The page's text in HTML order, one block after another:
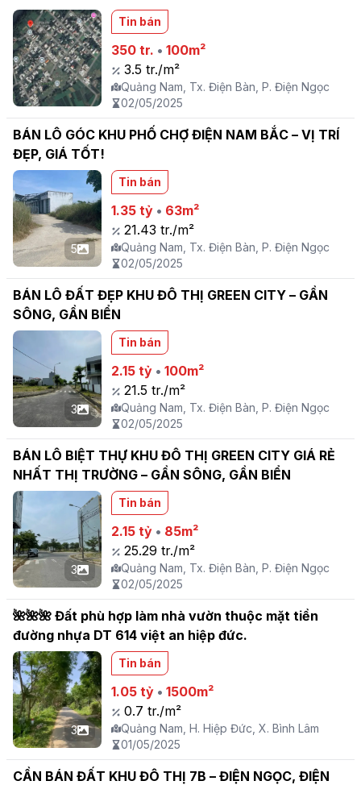
Tin bán
350 tr. •100m²
3.5 tr./m²
Quảng Nam, Tx. Điện Bàn, P. Điện Ngọc
02/05/2025
BÁN LÔ GÓC KHU PHỐ CHỢ ĐIỆN NAM BẮC – VỊ TRÍ
ĐẸP, GIÁ TỐT!
5
Tin bán
1.35 tỷ • 63m²
21.43 tr./m²
Quảng Nam, Tx. Điện Bàn, P. Điện Ngọc
02/05/2025
BÁN LÔ ĐẤT ĐẸP KHU ĐÔ THỊ GREEN CITY – GẦN
SÔNG, GẦN BIỂN
3
Tin bán
2.15 tỷ •100m²
21.5 tr./m²
Quảng Nam, Tx. Điện Bàn, P. Điện Ngọc
02/05/2025
BÁN LÔ BIỆT THỰ KHU ĐÔ THỊ GREEN CITY GIÁ RẺ
NHẤT THỊ TRƯỜNG – GẦN SÔNG, GẦN BIỂN
3
Tin bán
2.15 tỷ • 85m²
25.29 tr./m²
Quảng Nam, Tx. Điện Bàn, P. Điện Ngọc
02/05/2025
🌺🌺🌺 Đất phù hợp làm nhà vườn thuộc mặt tiền
đường nhựa DT 614 việt an hiệp đức.
3
Tin bán
1.05 tỷ •1500m²
0.7 tr./m²
Quảng Nam, H. Hiệp Đức, X. Bình Lâm
01/05/2025
CẦN BÁN ĐẤT KHU ĐÔ THỊ 7B – ĐIỆN NGỌC, ĐIỆN